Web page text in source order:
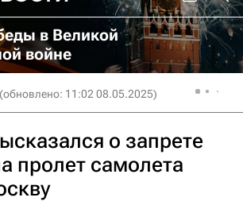
в Великой
войне
(обновлено: 11:02 08.05.2025)
о запрете
пролет самолета